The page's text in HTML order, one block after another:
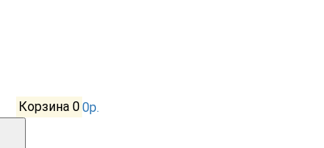
Корзина 00р.